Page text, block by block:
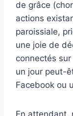
de grâce
actions
paroissiale,
une joie de
connectés
un jour peut-
Facebook ou